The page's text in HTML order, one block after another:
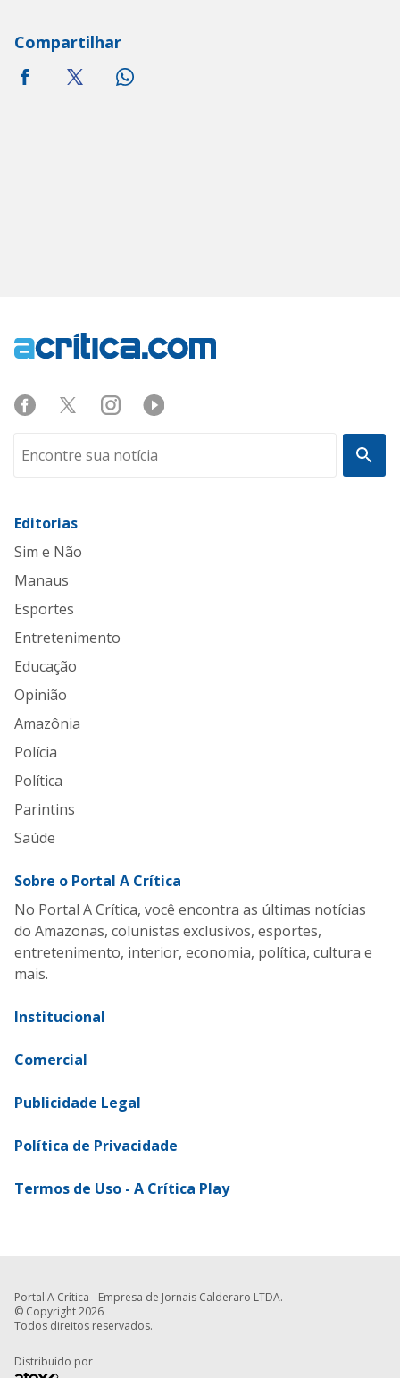
Compartilhar
Editorias
Sim e Não
Manaus
Esportes
Entretenimento
Educação
Opinião
Amazônia
Polícia
Política
Parintins
Saúde
Sobre o Portal A Crítica
No Portal A Crítica, você encontra as últimas notícias
do Amazonas, colunistas exclusivos, esportes,
entretenimento, interior, economia, política, cultura e
mais.
Institucional
Comercial
Publicidade Legal
Política de Privacidade
Termos de Uso - A Crítica Play
Portal A Crítica - Empresa de Jornais Calderaro LTDA.
© Copyright 2026
Todos direitos reservados.
Distribuído por